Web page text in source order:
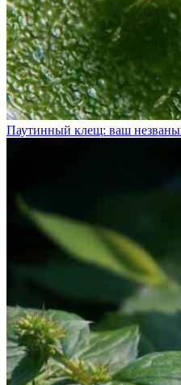
Паутинный клещ: ваш